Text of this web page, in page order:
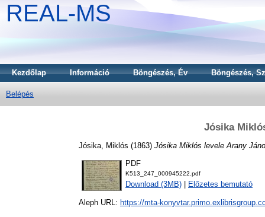
REAL-MS
Kezdőlap Információ Böngészés, Év Böngészés,
Belépés
Jósika
Jósika, Miklós (1863) Jósika Miklós levele Arany
PDF
K513_247_000945222.pdf
Download (3MB) Előzetes bemutató
Aleph URL: https://mta-